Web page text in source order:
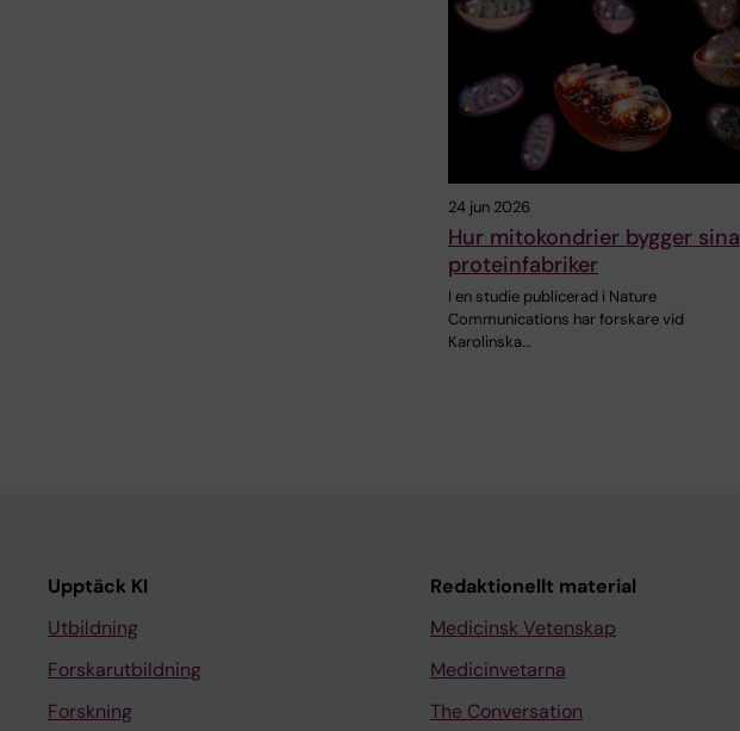
24 jun 2026
Hur mitokondrier bygger sina
proteinfabriker
I en studie publicerad i Nature
Communications har forskare vid
Karolinska…
Upptäck KI
Utbildning
Forskarutbildning
Forskning
Redaktionellt material
Medicinsk Vetenskap
Medicinvetarna
The Conversation